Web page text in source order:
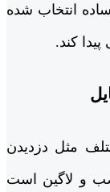
انتخاب شده
کند.
مثل دزدیدن
و لاگین است